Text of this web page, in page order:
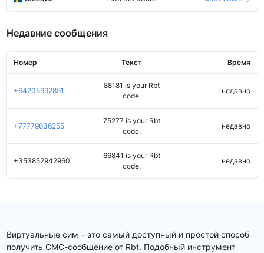
Недавние сообщения
Номер Текст Время
+64205992851
88181 is your Rbt
code.
недавно
+77779636255
75277 is your Rbt
code.
недавно
+353852942960
66841 is your Rbt
code.
недавно
Виртуальные сим – это самый доступный и простой способ
получить СМС-сообщение от Rbt. Подобный инструмент